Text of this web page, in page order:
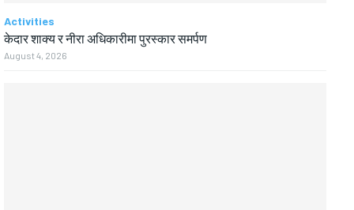
Activities
केदार शाक्य र नीरा अधिकारीमा पुरस्कार समर्पण
August 4, 2026